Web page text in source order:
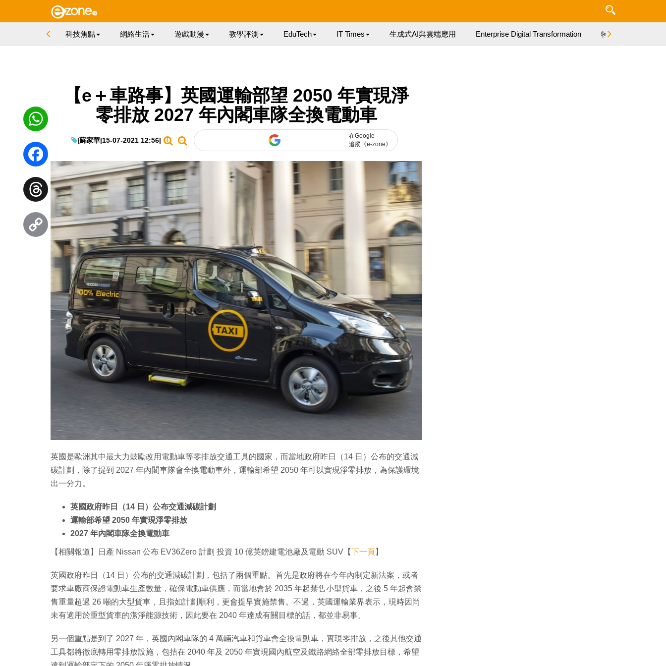
科技焦點 網絡生活 遊戲動漫 教學評測 EduTech IT Times 生成式AI與雲端應用 Enterprise Digital Transformation 特集
【e＋車路事】英國運輸部望 2050 年實現淨
零排放 2027 年內閣車隊全換電動車
|蘇家華|15-07-2021 12:56|
在Google
追蹤《e-zone》
英國是歐洲其中最大力鼓勵改用電動車等零排放交通工具的國家，而當地政府昨日（14 日）公布的交通減
碳計劃，除了提到 2027 年內閣車隊會全換電動車外，運輸部希望 2050 年可以實現淨零排放，為保護環境
出一分力。
英國政府昨日（14 日）公布交通減碳計劃
運輸部希望 2050 年實現淨零排放
2027 年內閣車隊全換電動車
【相關報道】日產 Nissan 公布 EV36Zero 計劃 投資 10 億英鎊建電池廠及電動 SUV【下一頁】
英國政府昨日（14 日）公布的交通減碳計劃，包括了兩個重點。首先是政府將在今年內制定新法案，或者
要求車廠商保證電動車生產數量，確保電動車供應，而當地會於 2035 年起禁售小型貨車，之後 5 年起會禁
售重量超過 26 噸的大型貨車，且指如計劃順利，更會提早實施禁售。不過，英國運輸業界表示，現時因尚
未有適用於重型貨車的潔淨能源技術，因此要在 2040 年達成有關目標的話，都並非易事。
另一個重點是到了 2027 年，英國內閣車隊的 4 萬輛汽車和貨車會全換電動車，實現零排放，之後其他交通
工具都將徹底轉用零排放設施，包拮在 2040 年及 2050 年實現國內航空及鐵路網絡全部零排放目標，希望
WhatsApp
Facebook
Threads
Copy
Link